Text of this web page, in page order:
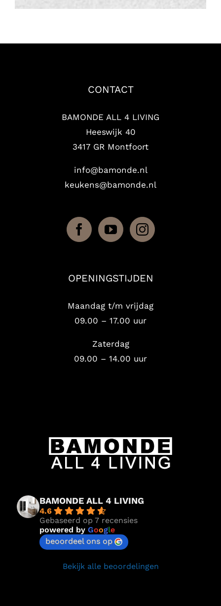
CONTACT
BAMONDE ALL 4 LIVING
Heeswijk 40
3417 GR Montfoort
info@bamonde.nl
keukens@bamonde.nl
OPENINGSTIJDEN
Maandag t/m vrijdag
09.00 – 17.00 uur
Zaterdag
09.00 – 14.00 uur
BAMONDE ALL 4 LIVING
4.6
Gebaseerd op 7 recensies
powered by Google
beoordeel ons op
Bekijk alle beoordelingen